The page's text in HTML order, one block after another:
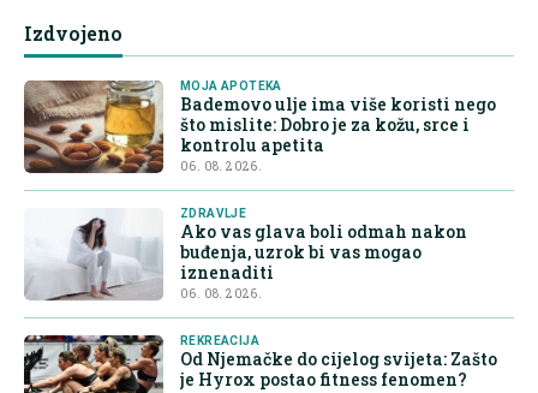
Izdvojeno
MOJA APOTEKA
Bademovo ulje ima više koristi nego
što mislite: Dobro je za kožu, srce i
kontrolu apetita
06. 08. 2026.
ZDRAVLJE
Ako vas glava boli odmah nakon
buđenja, uzrok bi vas mogao
iznenaditi
06. 08. 2026.
REKREACIJA
Od Njemačke do cijelog svijeta: Zašto
je Hyrox postao fitness fenomen?